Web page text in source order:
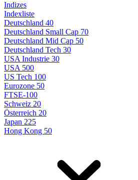
Indizes
Indexliste
Deutschland 40
Deutschland Small Cap 70
Deutschland Mid Cap 50
Deutschland Tech 30
USA Industrie 30
USA 500
US Tech 100
Eurozone 50
FTSE-100
Schweiz 20
Österreich 20
Japan 225
Hong Kong 50